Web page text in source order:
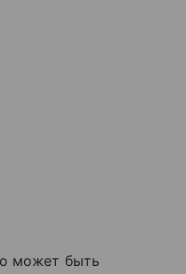
может быть